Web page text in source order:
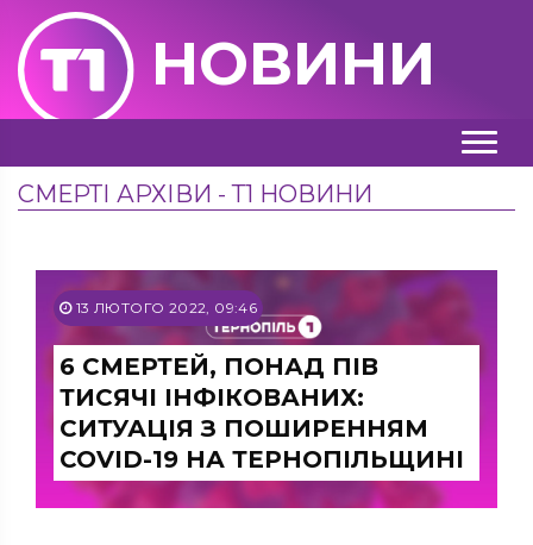
НОВИНИ
СМЕРТІ АРХІВИ - Т1 НОВИНИ
13 ЛЮТОГО 2022, 09:46
6 СМЕРТЕЙ, ПОНАД ПІВ
ТИСЯЧІ ІНФІКОВАНИХ:
СИТУАЦІЯ З ПОШИРЕННЯМ
COVID-19 НА ТЕРНОПІЛЬЩИНІ